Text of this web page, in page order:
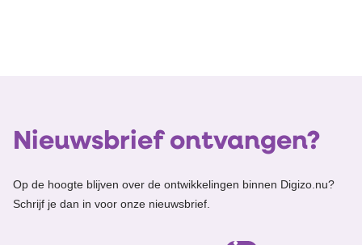
Nieuwsbrief ontvangen?
Op de hoogte blijven over de ontwikkelingen binnen Digizo.nu?
Schrijf je dan in voor onze nieuwsbrief.